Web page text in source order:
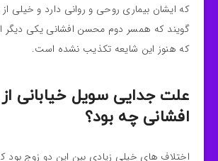
که ایشان بیماری روحی و روانی دارد و خیلی از
گویند که همسر دوم محسن افشانی یکی دیگر
که هنوز این شایعه تکذیب نشده است.
علت جدایی سویل خیابانی
افشانی چه بود؟
اختلاف های خیلی زیادی بین این دو زوج